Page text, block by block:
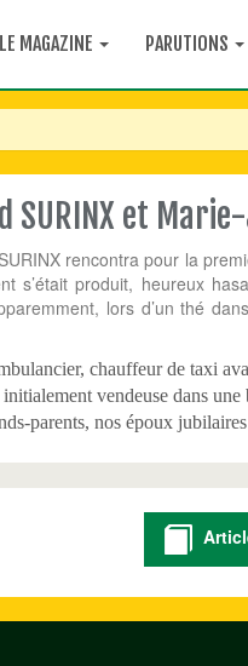
LE MAGAZINE PARUTIONS
SURINX et Marie-
rencontra pour la
s’était produit, heureux
lors d’un thé
chauffeur de taxi
vendeuse dans
parents, nos époux